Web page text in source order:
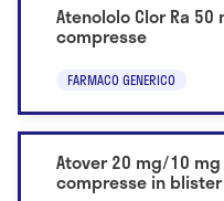
Atenololo Clor Ra
compresse
FARMACO GENERICO
Atover 20 mg/10
compresse in